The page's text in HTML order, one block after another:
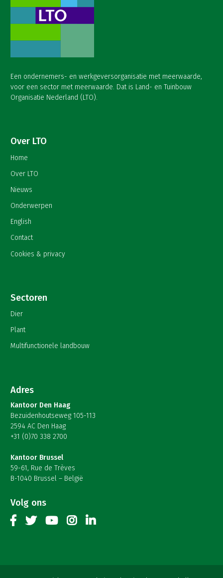
Een ondernemers- en werkgeversorganisatie met meerwaarde,
voor een sector met meerwaarde. Dat is Land- en Tuinbouw
Organisatie Nederland (LTO).
Over LTO
Home
Over LTO
Nieuws
Onderwerpen
English
Contact
Cookies & privacy
Sectoren
Dier
Plant
Multifunctionele landbouw
Adres
Kantoor Den Haag
Bezuidenhoutseweg 105-113
2594 AC Den Haag
+31 (0)70 338 2700
Kantoor Brussel
59-61, Rue de Trèves
B-1040 Brussel – België
Volg ons